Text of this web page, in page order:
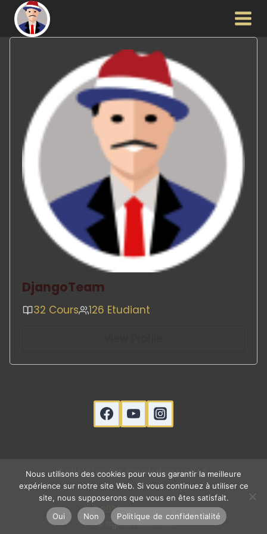
DjangoTeam
32 Cours
126 Etudiant
Politique De Confidentialité
© 2026 Djangologic
All rights reserved
Nous utilisons des cookies pour vous garantir la meilleure
expérience sur notre site Web. Si vous continuez à utiliser ce
site, nous supposerons que vous en êtes satisfait.
Oui
Non Politique de confidentialité